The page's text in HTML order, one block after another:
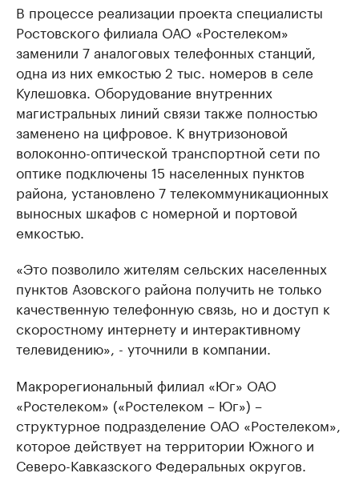
В процессе реализации проекта специалисты
Ростовского филиала ОАО «Ростелеком»
заменили 7 аналоговых телефонных станций,
одна из них емкостью 2 тыс. номеров в селе
Кулешовка. Оборудование внутренних
магистральных линий связи также полностью
заменено на цифровое. К внутризоновой
волоконно-оптической транспортной сети по
оптике подключены 15 населенных пунктов
района, установлено 7 телекоммуникационных
выносных шкафов с номерной и портовой
емкостью.
«Это позволило жителям сельских населенных
пунктов Азовского района получить не только
качественную телефонную связь, но и доступ к
скоростному интернету и интерактивному
телевидению», - уточнили в компании.
Макрорегиональный филиал «Юг» ОАО
«Ростелеком» («Ростелеком – Юг») –
структурное подразделение ОАО «Ростелеком»,
которое действует на территории Южного и
Северо-Кавказского Федеральных округов.